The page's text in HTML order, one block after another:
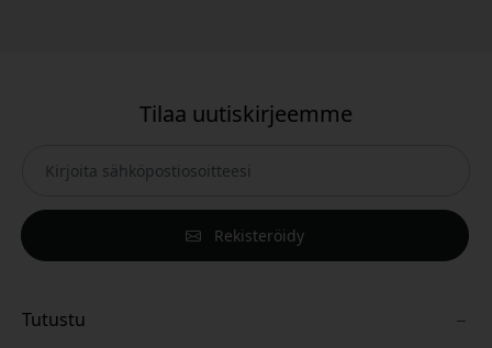
Tilaa uutiskirjeemme
Rekisteröidy
Tutustu